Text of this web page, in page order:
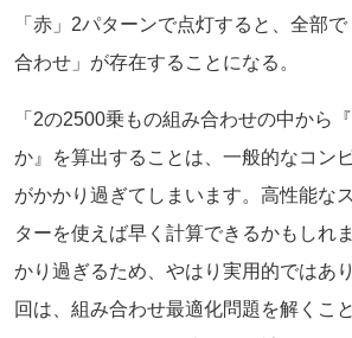
「赤」2パターンで点灯すると、全部
合わせ」が存在することになる。
「2の2500乗もの組み合わせの中から
か』を算出することは、一般的なコン
がかかり過ぎてしまいます。高性能な
ターを使えば早く計算できるかもしれ
かり過ぎるため、やはり実用的ではあ
回は、組み合わせ最適化問題を解くこ